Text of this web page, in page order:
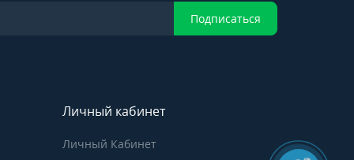
Подписаться
Личный кабинет
Личный Кабинет